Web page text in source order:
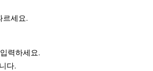
르세요.
력하세요.
다.